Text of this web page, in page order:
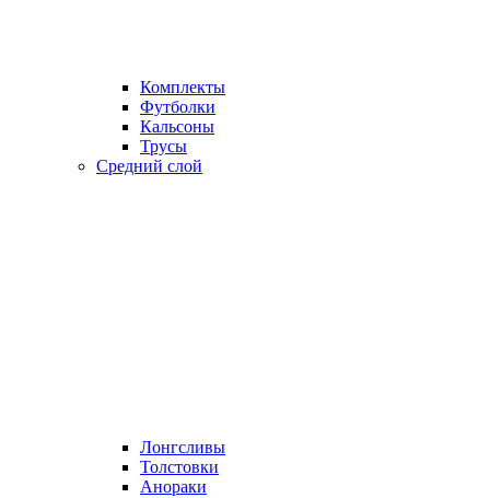
Комплекты
Футболки
Кальсоны
Трусы
Средний слой
Лонгсливы
Толстовки
Анораки